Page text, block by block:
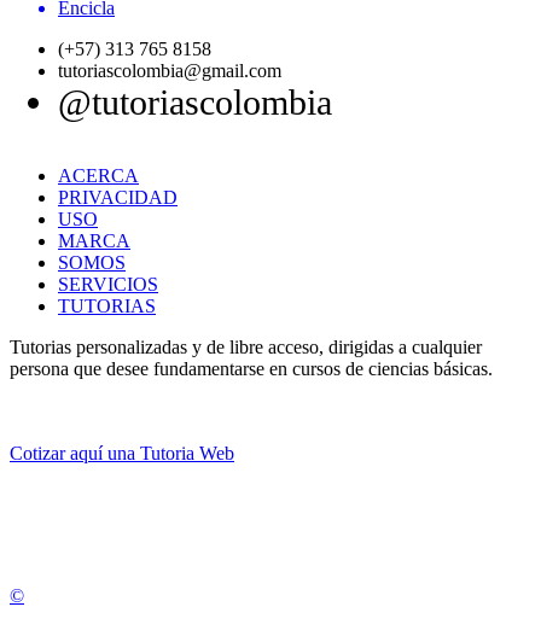
Encicla
(+57) 313 765 8158
tutoriascolombia@gmail.com
@tutoriascolombia
ACERCA
PRIVACIDAD
USO
MARCA
SOMOS
SERVICIOS
TUTORIAS
Tutorias personalizadas y de libre acceso, dirigidas a cualquier
persona que desee fundamentarse en cursos de ciencias básicas.
Cotizar aquí una Tutoria Web
©